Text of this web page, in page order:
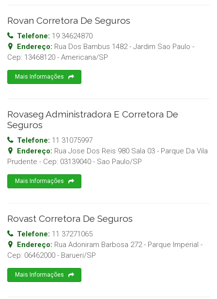
Rovan Corretora De Seguros
Telefone: 19 34624870
Endereço: Rua Dos Bambus 1482 - Jardim Sao Paulo -
Cep: 13468120 - Americana/SP
Mais Informações
Rovaseg Administradora E Corretora De
Seguros
Telefone: 11 31075997
Endereço: Rua Jose Dos Reis 980 Sala 03 - Parque Da Vila
Prudente - Cep: 03139040 - Sao Paulo/SP
Mais Informações
Rovast Corretora De Seguros
Telefone: 11 37271065
Endereço: Rua Adoniram Barbosa 272 - Parque Imperial -
Cep: 06462000 - Barueri/SP
Mais Informações